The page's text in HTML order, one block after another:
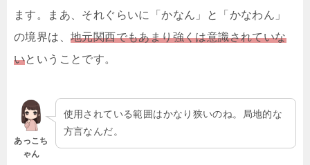
ます。まあ、それぐらいに「かなん」と「かなわん」
の境界は、 地元関西でもあまり強くは意識されていな
いということです。
あっこち
ゃん
使用されている範囲はかなり狭いのね。局地的な
方言なんだ。